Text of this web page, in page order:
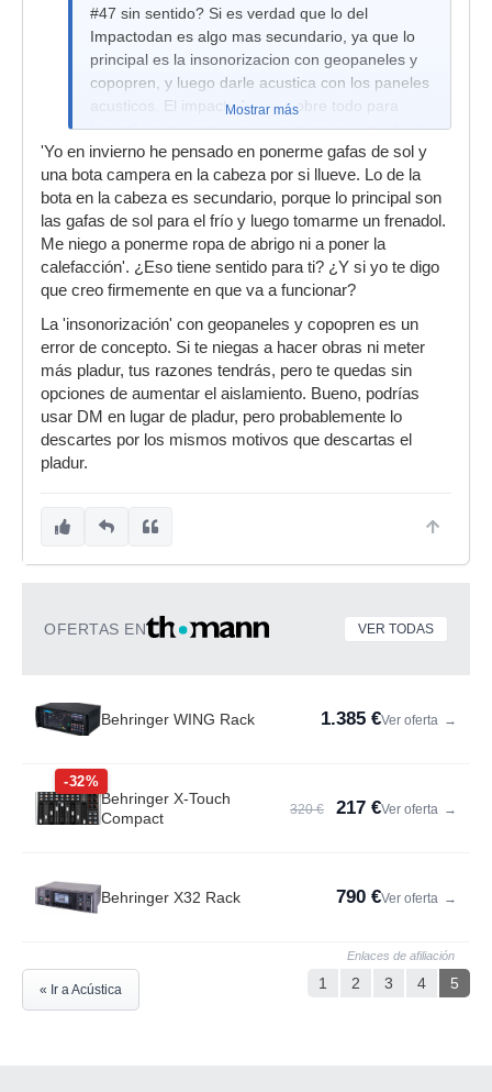
#47 sin sentido? Si es verdad que lo del
Impactodan es algo mas secundario, ya que lo
principal es la insonorizacion con geopaneles y
copopren, y luego darle acustica con los paneles
acusticos. El impactodan es sobre todo para
"tapar" los geopaneles y el copopren, a modo de
revestimiento visual, ya que me negaba a
meterme en obras ni volver a poner mas pladur.
Mostrar más
'Yo en invierno he pensado en ponerme gafas de sol y
una bota campera en la cabeza por si llueve. Lo de la
bota en la cabeza es secundario, porque lo principal son
las gafas de sol para el frío y luego tomarme un frenadol.
Me niego a ponerme ropa de abrigo ni a poner la
calefacción'. ¿Eso tiene sentido para ti? ¿Y si yo te digo
que creo firmemente en que va a funcionar?
La 'insonorización' con geopaneles y copopren es un
error de concepto. Si te niegas a hacer obras ni meter
más pladur, tus razones tendrás, pero te quedas sin
opciones de aumentar el aislamiento. Bueno, podrías
usar DM en lugar de pladur, pero probablemente lo
descartes por los mismos motivos que descartas el
pladur.
OFERTAS EN VER TODAS
Behringer WING Rack 1.385 €Ver oferta →
-32%
Behringer X-Touch
Compact
320 € 217 €Ver oferta →
Behringer X32 Rack 790 €Ver oferta →
Enlaces de afiliación
1 2 3 4 5
« Ir a Acústica